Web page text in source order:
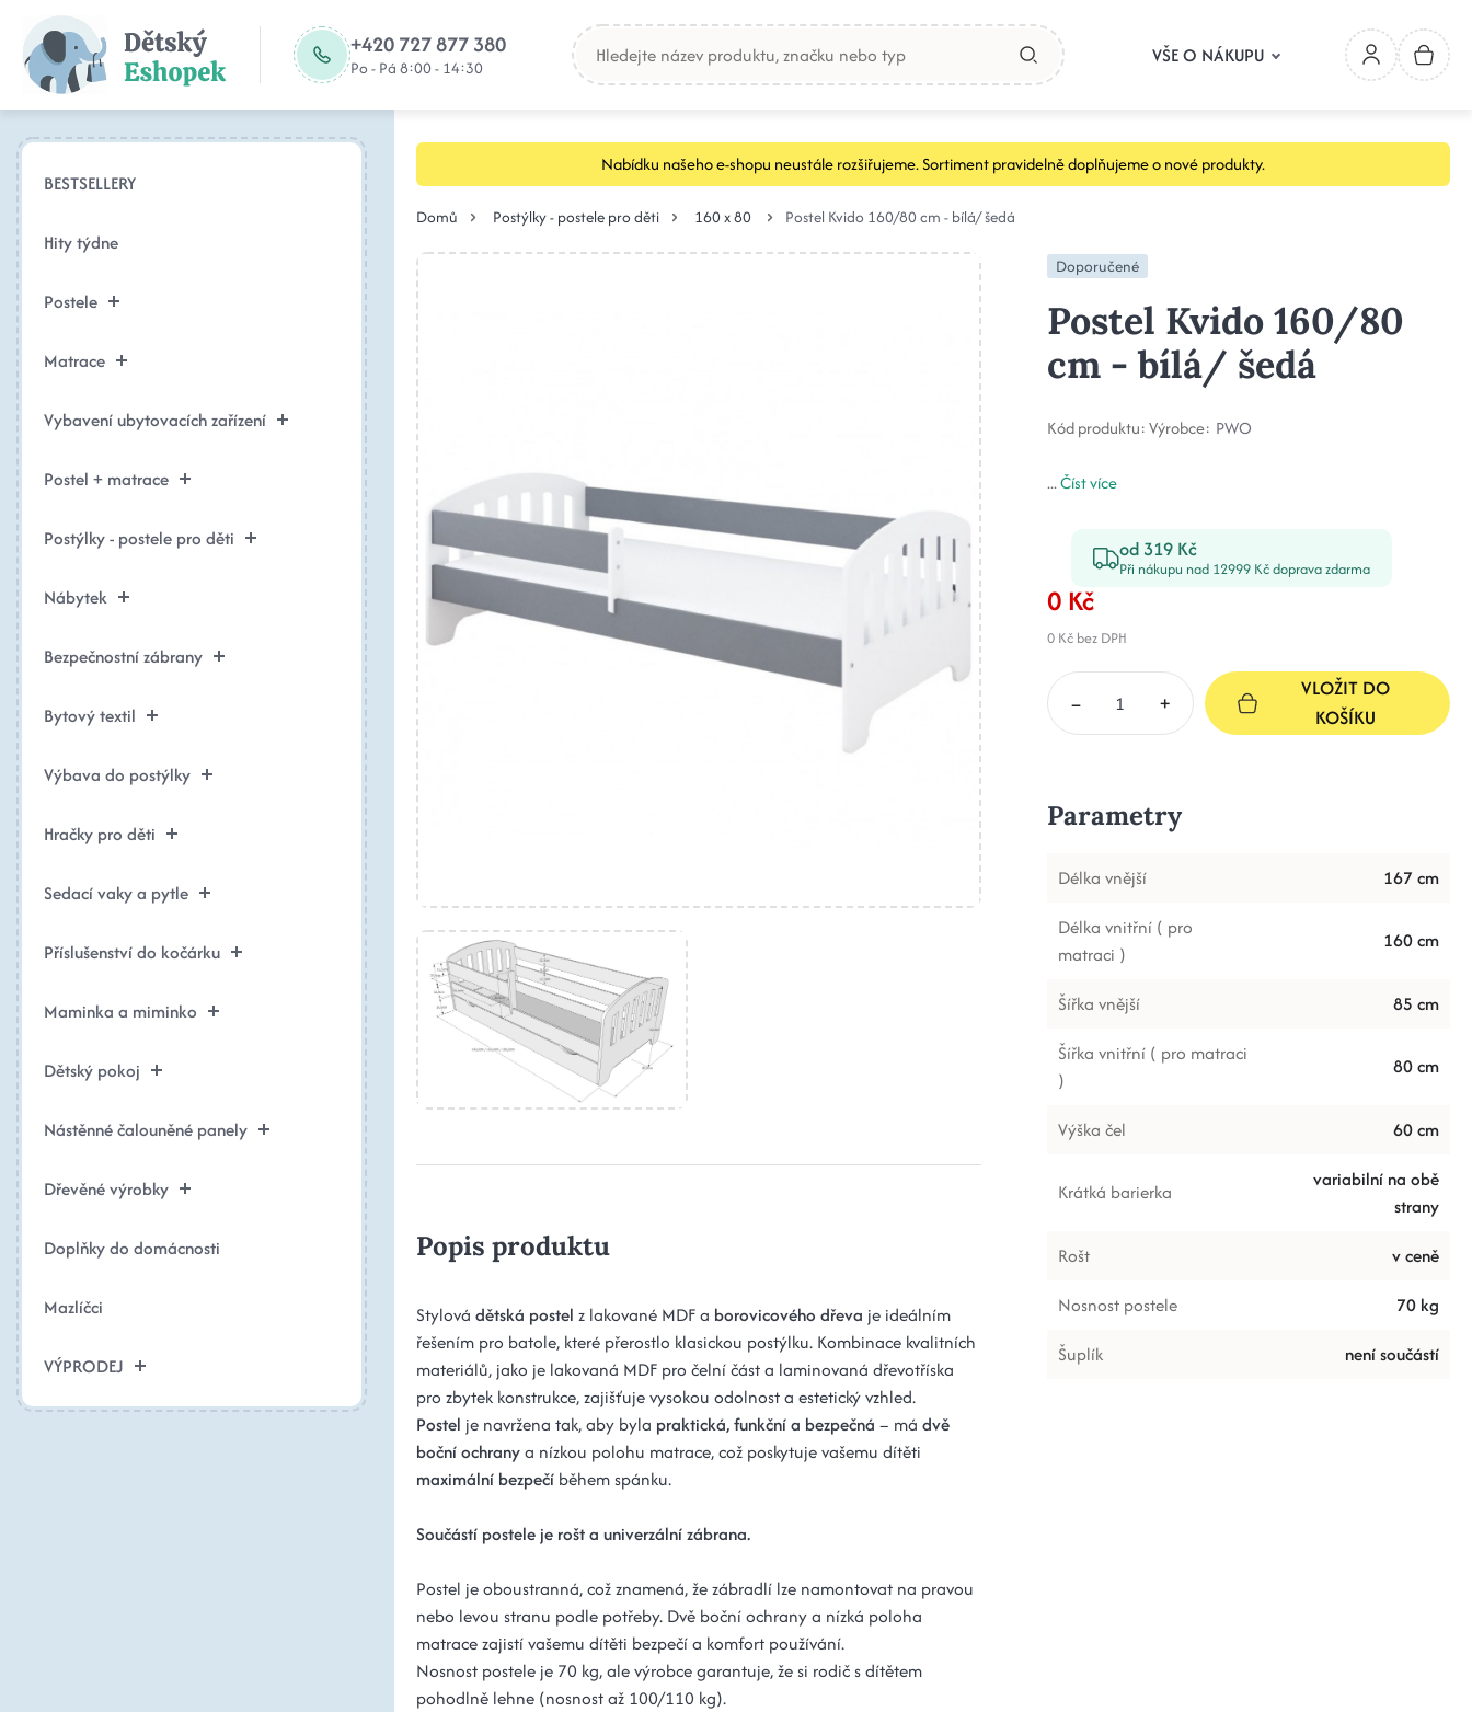
+420 727 877 380
Po - Pá 8:00 - 14:30
VŠE O NÁKUPU
BESTSELLERY
Hity týdne
Postele
Matrace
Vybavení ubytovacích zařízení
Postel + matrace
Postýlky - postele pro děti
Nábytek
Bezpečnostní zábrany
Bytový textil
Výbava do postýlky
Hračky pro děti
Sedací vaky a pytle
Příslušenství do kočárku
Maminka a miminko
Dětský pokoj
Nástěnné čalouněné panely
Dřevěné výrobky
Doplňky do domácnosti
Mazlíčci
VÝPRODEJ
Nabídku našeho e-shopu neustále rozšiřujeme. Sortiment pravidelně doplňujeme o nové produkty.
Domů Postýlky - postele pro děti 160 x 80 Postel Kvido 160/80 cm - bílá/ šedá
Popis produktu
Stylová dětská postel z lakované MDF a borovicového dřeva je ideálním
řešením pro batole, které přerostlo klasickou postýlku. Kombinace kvalitních
materiálů, jako je lakovaná MDF pro čelní část a laminovaná dřevotříska
pro zbytek konstrukce, zajišťuje vysokou odolnost a estetický vzhled.
Postel je navržena tak, aby byla praktická, funkční a bezpečná – má dvě
boční ochranya nízkou polohu matrace, což poskytuje vašemu dítěti
maximální bezpečí během spánku.
Součástí postele je rošt a univerzální zábrana.
Postel je oboustranná, což znamená, že zábradlí lze namontovat na pravou
nebo levou stranu podle potřeby. Dvě boční ochrany a nízká poloha
matrace zajistí vašemu dítěti bezpečí a komfort používání.
Nosnost postele je 70 kg, ale výrobce garantuje, že si rodič s dítětem
pohodlně lehne (nosnost až 100/110 kg).
Doporučené
Postel Kvido 160/80
cm - bílá/ šedá
Kód produktu:Výrobce: PWO
...Číst více
od 319 Kč
Při nákupu nad 12999 Kč doprava zdarma
0 Kč
0 Kčbez DPH
– +
VLOŽIT DO
KOŠÍKU
Parametry
Délka vnější
167 cm
Délka vnitřní ( pro
matraci )
160 cm
Šířka vnější
85 cm
Šířka vnitřní ( pro matraci
)
80 cm
Výška čel 60 cm
Krátká barierka
variabilní na obě
strany
Rošt
v ceně
Nosnost postele
70 kg
Šuplík
není součástí